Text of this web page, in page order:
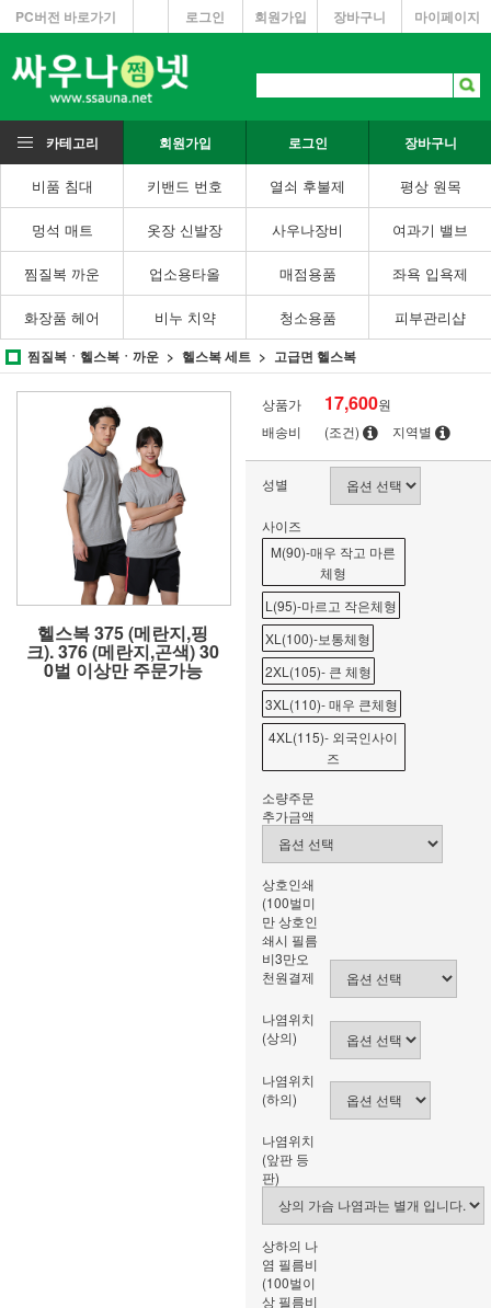
PC버전 바로가기 마이페이지
장바구니
회원가입
로그인
카테고리 회원가입 로그인 장바구니
비품 침대 키밴드 번호 열쇠 후불제 평상 원목
멍석 매트 옷장 신발장 사우나장비 여과기 밸브
찜질복 까운 업소용타올 매점용품 좌욕 입욕제
화장품 헤어 비누 치약 청소용품 피부관리샵
찜질복ㆍ헬스복ㆍ까운 헬스복 세트 고급면 헬스복
헬스복 375 (메란지,핑
크). 376 (메란지,곤색) 30
0벌 이상만 주문가능
상품가 17,600원
배송비
(조건) 지역별
성별
사이즈
M(90)-매우 작고 마른
체형
L(95)-마르고 작은체형
XL(100)-보통체형
2XL(105)- 큰 체형
3XL(110)- 매우 큰체형
4XL(115)- 외국인사이
즈
소량주문
추가금액
상호인쇄
(100벌미
만 상호인
쇄시 필름
비3만오
천원결제
나염위치
(상의)
나염위치
(하의)
나염위치
(앞판 등
판)
상하의 나
염 필름비
(100벌이
상 필름비